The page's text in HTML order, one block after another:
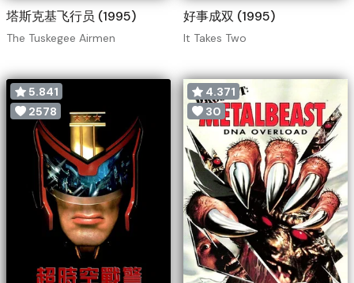
塔斯克基飞行员 (1995)
The Tuskegee Airmen
好事成双 (1995)
It Takes Two
5.841
2578
4.371
30